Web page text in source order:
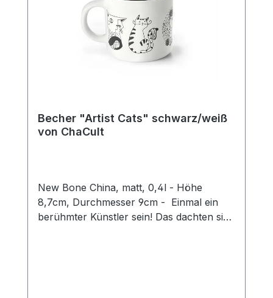
Becher "Artist Cats" schwarz/weiß
von ChaCult
New Bone China, matt, 0,4l - Höhe
8,7cm, Durchmesser 9cm - Einmal ein
berühmter Künstler sein! Das dachten sich